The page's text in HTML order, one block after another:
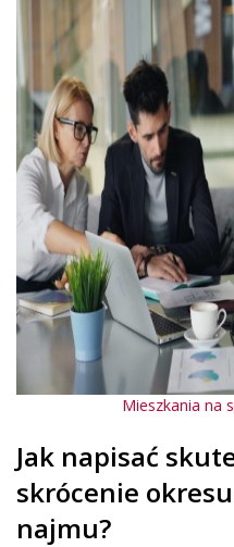
Mieszkania na
Jak napisać
skrócenie
najmu?